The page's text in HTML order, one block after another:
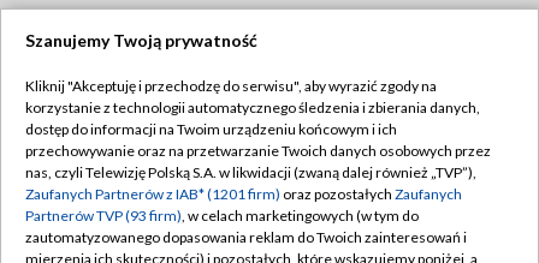
TVP
Abonament TVP
Emisja w TVP
Centrum informacji TVP
Regulamin TVP
Polityka prywatności
Moje zgody
Szanujemy Twoją prywatność
Kliknij "Akceptuję i przechodzę do serwisu", aby wyrazić zgody na
korzystanie z technologii automatycznego śledzenia i zbierania danych,
dostęp do informacji na Twoim urządzeniu końcowym i ich
przechowywanie oraz na przetwarzanie Twoich danych osobowych przez
nas, czyli Telewizję Polską S.A. w likwidacji (zwaną dalej również „TVP”),
Zaufanych Partnerów z IAB* (1201 firm) oraz pozostałych Zaufanych
Partnerów TVP (93 firm), w celach marketingowych (w tym do
zautomatyzowanego dopasowania reklam do Twoich zainteresowań i
mierzenia ich skuteczności) i pozostałych, które wskazujemy poniżej, a